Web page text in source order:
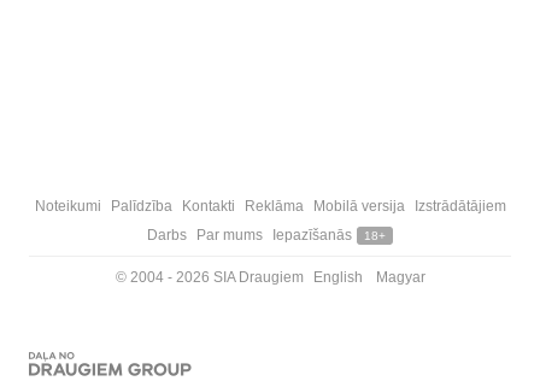
Noteikumi Palīdzība Kontakti Reklāma Mobilā versija
Izstrādātājiem
Darbs
Par mums Iepazīšanās 18+
© 2004 - 2026 SIA Draugiem English Magyar